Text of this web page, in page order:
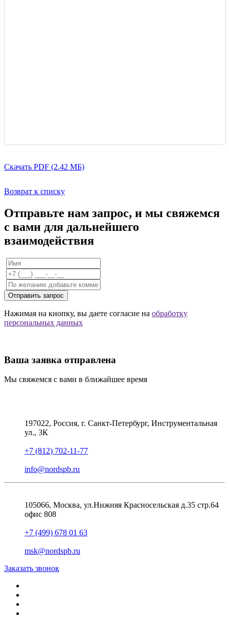
Скачать PDF (2.42 МБ)
Возврат к списку
Отправьте нам запрос, и мы свяжемся
с вами для дальнейшего
взаимодействия
Отправить запрос
Нажимая на кнопку, вы даете согласие на обработку
персональных данных
Ваша заявка отправлена
Мы свяжемся с вами в ближайшее время
197022, Россия, г. Санкт-Петербург, Инструментальная
ул., 3К
+7 (812) 702-11-77
info@nordspb.ru
105066, Москва, ул.Нижняя Красносельская д.35 стр.64
офис 808
+7 (499) 678 01 63
msk@nordspb.ru
Заказать звонок